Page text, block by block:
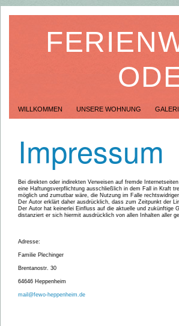
WILLKOMMEN UNSERE WOHNUNG
Bei direkten oder indirekten Verweisen auf fremde
eine Haftungsverpflichtung ausschließlich in dem Fall in Kraft
möglich und zumutbar wäre, die Nutzung im Falle
Der Autor erklärt daher ausdrücklich, dass zum Zeitpunkt der
Der Autor hat keinerlei Einfluss auf die aktuelle und zukünftige
distanziert er sich hiermit ausdrücklich von allen Inhalten aller
Adresse:
Familie Plechinger
Brentanostr. 30
64646 Heppenheim
mail@fewo-heppenheim.de
Impressum